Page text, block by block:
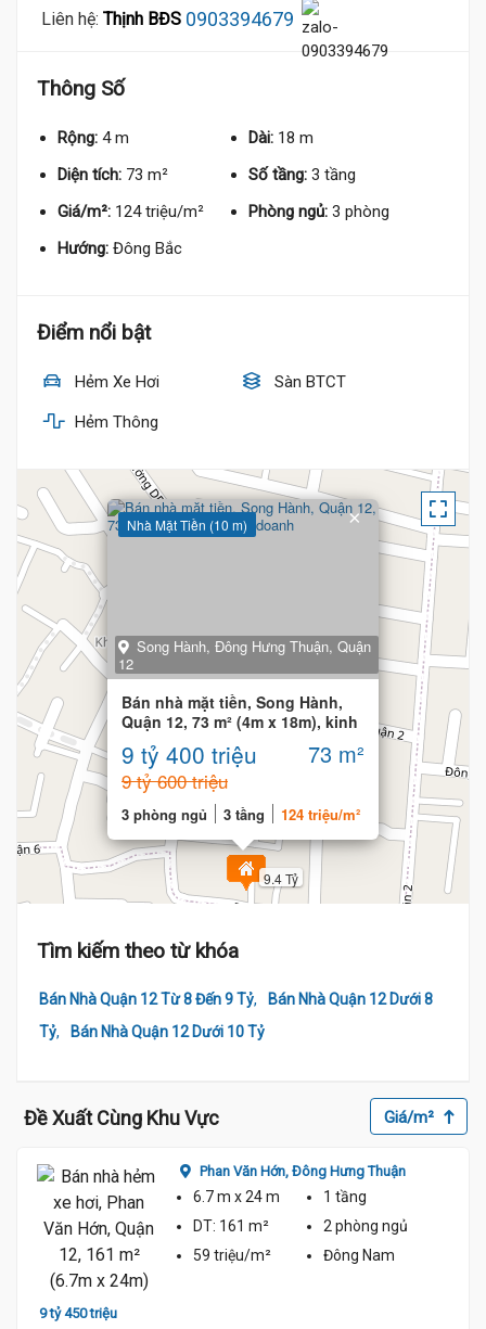
Liên hệ: Thịnh BĐS 0903394679
Thông Số
Rộng: 4 m Dài: 18 m
Diện tích: 73 m² Số tầng: 3 tầng
Giá/m²: 124 triệu/m² Phòng ngủ: 3 phòng
Hướng: Đông Bắc
Điểm nổi bật
Hẻm Xe Hơi Sàn BTCT
Hẻm Thông
9.4 Tỷ
Nhà Mặt Tiền (10 m)
Song Hành, Đông Hưng Thuận, Quận
12
Bán nhà mặt tiền, Song Hành,
Quận 12, 73 m² (4m x 18m), kinh
doanh
9 tỷ 400 triệu 73 m²
9 tỷ 600 triệu
3 phòng ngủ 3 tầng 124 triệu/m²
×
Tìm kiếm theo từ khóa
Bán Nhà Quận 12 Từ 8 Đến 9 Tỷ,
Bán Nhà Quận 12 Dưới 8
Tỷ, Bán Nhà Quận 12 Dưới 10 Tỷ
Đề Xuất Cùng Khu Vực Giá/m²
9 tỷ 450 triệu
Phan Văn Hớn, Đông Hưng Thuận
6.7 m x 24 m
1 tầng
DT: 161 m² 2 phòng ngủ
59 triệu/m²
Đông Nam